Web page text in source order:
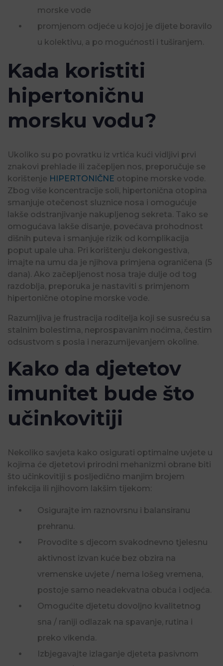
morske vode
promjenom odjeće u kojoj je dijete boravilo
u kolektivu, a po mogućnosti i tuširanjem.
Kada koristiti
hipertoničnu
morsku vodu?
Ukoliko su po povratku iz vrtića kući vidljivi prvi
znakovi prehlade ili začepljen nos, preporučuje se
korištenje HIPERTONIČNE otopine morske vode.
Zbog više koncentracije soli, hipertonična otopina
smanjuje otečenost sluznice nosa i omogućuje
lakše odstranjivanje nakupljenog sekreta. Tako se
omogućava lakše disanje, povećava prohodnost
dišnih puteva i smanjuje rizik od komplikacija
poput upale uha. Pri korištenju dekongestiva,
imajte na umu da je njihova primjena ograničena (5
dana). Ako začepljenost nosa traje dulje od tog
razdoblja, preporuka je nastaviti s primjenom
hipertonične otopine morske vode.
Razumljiva je frustracija roditelja koji se susreću sa
stalnim bolestima, neprospavanim noćima, čestim
odsustvom s posla i nerazumijevanjem okoline.
Kako da djetetov
imunitet bude što
učinkovitiji
Nekoliko savjeta kako osigurati optimalne uvjete u
kojima će djetetovi prirodni mehanizmi obrane biti
što učinkovitiji s posljedično manjim brojem
infekcija ili njihovom lakšim tijekom:
Osigurajte im raznovrsnu i balansiranu
prehranu.
Provodite s djecom svakodnevno tjelesnu
aktivnost izvan kuće bez obzira na
vremenske uvjete / nema lošeg vremena,
postoje samo neadekvatna obuća i odjeća.
Omogućite djetetu dovoljno kvalitetnog
sna / raniji odlazak na spavanje, rutina i
preko vikenda.
Izbjegavajte izlaganje djeteta pasivnom